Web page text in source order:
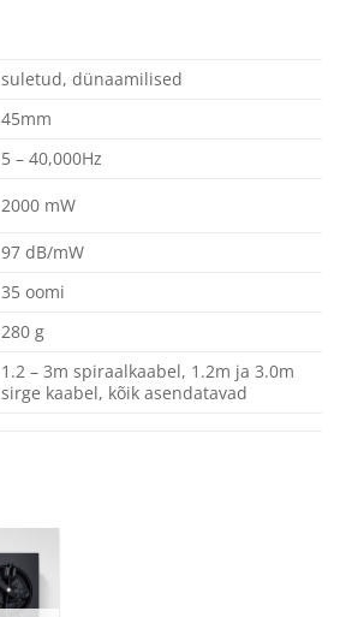
suletud, dünaamilised
45mm
5 – 40,000Hz
2000 mW
97 dB/mW
35 oomi
280 g
1.2 – 3m spiraalkaabel, 1.2m ja 3.0m
sirge kaabel, kõik asendatavad